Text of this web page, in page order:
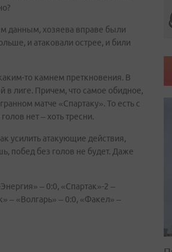
данным, хозяева вправе были
и атаковали острее, и били
то камнем преткновения. В
в лиге. Причем, что самое обидное,
матче «Спартаку». То есть с
нет – хоть тресни.
усилить атакующие действия,
побед без голов не будет. Даже
– 0:0, «Спартак»-2 –
– «Волгарь» – 0:0, «Факел» –